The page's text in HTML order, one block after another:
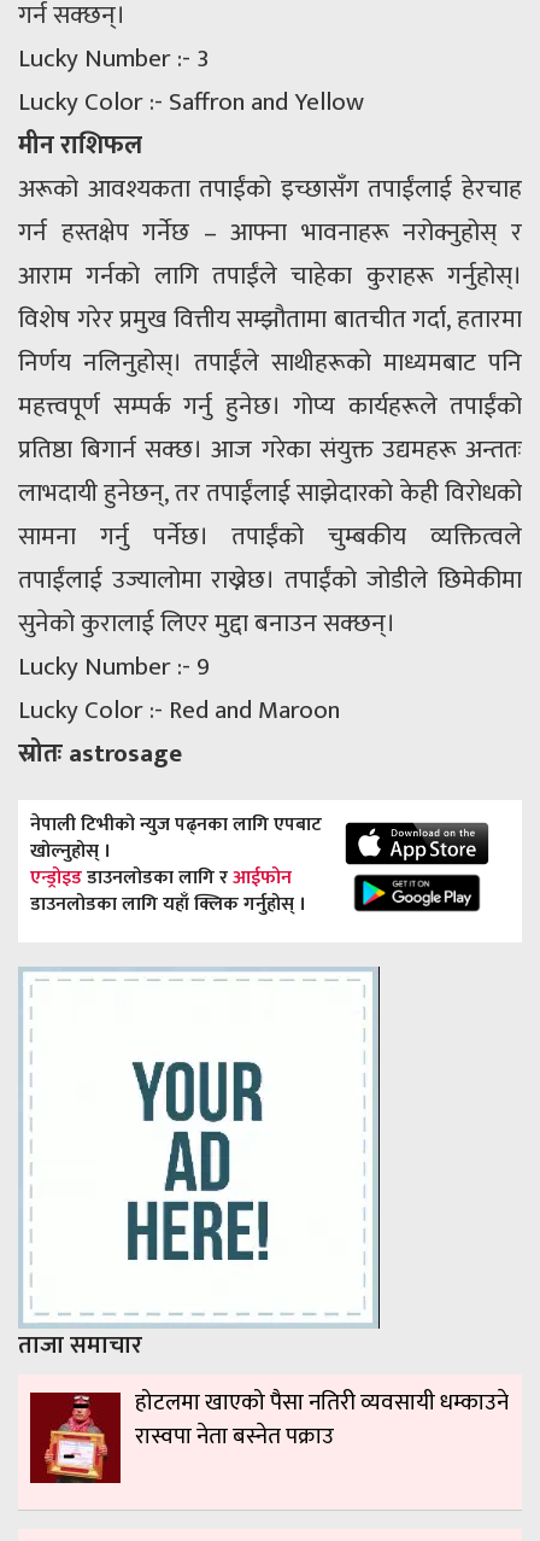
गर्न सक्छन्।
Lucky Number :- 3
Lucky Color :- Saffron and Yellow
मीन राशिफल
अरूको आवश्यकता तपाईंको इच्छासँग तपाईंलाई हेरचाह
गर्न हस्तक्षेप गर्नेछ – आफ्ना भावनाहरू नरोक्नुहोस् र
आराम गर्नको लागि तपाईंले चाहेका कुराहरू गर्नुहोस्।
विशेष गरेर प्रमुख वित्तीय सम्झौतामा बातचीत गर्दा, हतारमा
निर्णय नलिनुहोस्। तपाईंले साथीहरूको माध्यमबाट पनि
महत्त्वपूर्ण सम्पर्क गर्नु हुनेछ। गोप्य कार्यहरूले तपाईंको
प्रतिष्ठा बिगार्न सक्छ। आज गरेका संयुक्त उद्यमहरू अन्ततः
लाभदायी हुनेछन्, तर तपाईंलाई साझेदारको केही विरोधको
सामना गर्नु पर्नेछ। तपाईंको चुम्बकीय व्यक्तित्वले
तपाईंलाई उज्यालोमा राख्नेछ। तपाईंको जोडीले छिमेकीमा
सुनेको कुरालाई लिएर मुद्दा बनाउन सक्छन्।
Lucky Number :- 9
Lucky Color :- Red and Maroon
स्रोतः astrosage
नेपाली टिभीको न्युज पढ्नका लागि एपबाट
खोल्नुहोस् ।
एन्ड्रोइडडाउनलोडका लागि रआईफोन
डाउनलोडका लागि यहाँ क्लिक गर्नुहोस् ।
ताजा समाचार
होटलमा खाएको पैसा नतिरी व्यवसायी धम्काउने
रास्वपा नेता बस्नेत पक्राउ